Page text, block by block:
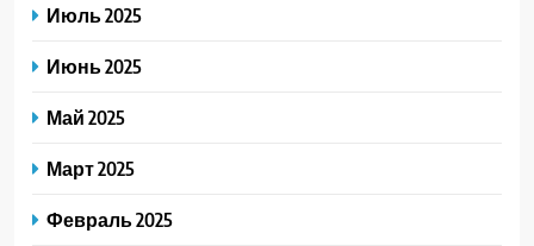
Июль 2025
Июнь 2025
Май 2025
Март 2025
Февраль 2025